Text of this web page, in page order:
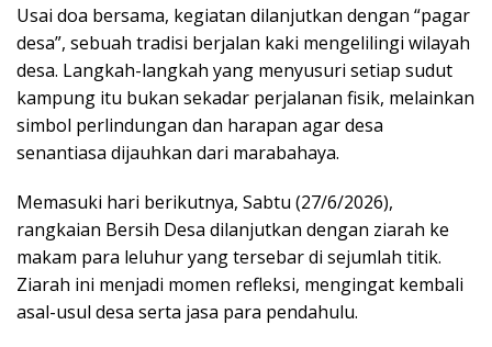
Usai doa bersama, kegiatan dilanjutkan dengan “pagar
desa”, sebuah tradisi berjalan kaki mengelilingi wilayah
desa. Langkah-langkah yang menyusuri setiap sudut
kampung itu bukan sekadar perjalanan fisik, melainkan
simbol perlindungan dan harapan agar desa
senantiasa dijauhkan dari marabahaya.
Memasuki hari berikutnya, Sabtu (27/6/2026),
rangkaian Bersih Desa dilanjutkan dengan ziarah ke
makam para leluhur yang tersebar di sejumlah titik.
Ziarah ini menjadi momen refleksi, mengingat kembali
asal-usul desa serta jasa para pendahulu.